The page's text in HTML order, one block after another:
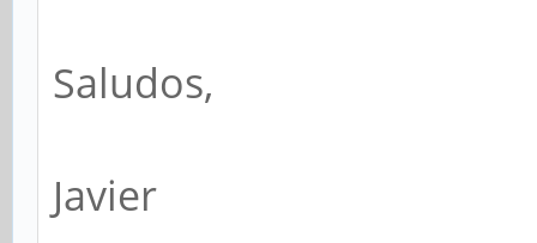
Saludos,
Javier